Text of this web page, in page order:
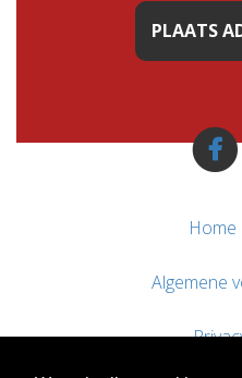
PLAATS
Home
Algemene